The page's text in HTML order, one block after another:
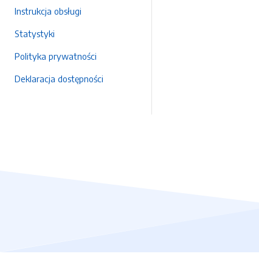
Instrukcja obsługi
Statystyki
Polityka prywatności
Deklaracja dostępności